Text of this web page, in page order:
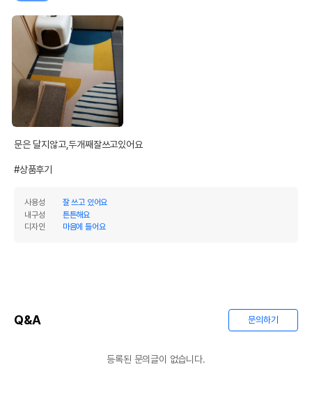
문은 달지않고,두개째잘쓰고있어요
#상품후기
사용성
잘 쓰고 있어요
내구성
튼튼해요
디자인
마음에 들어요
Q&A 문의하기
등록된 문의글이 없습니다.